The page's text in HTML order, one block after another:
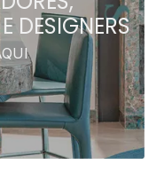
DESIGNERS